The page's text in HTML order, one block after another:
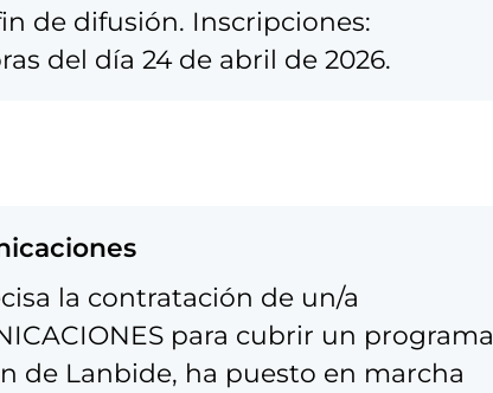
de difusión. Inscripciones:
del día 24 de abril de 2026.
la contratación de un/a
para cubrir un programa
de Lanbide, ha puesto en marcha